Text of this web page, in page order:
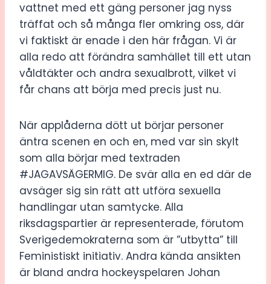
vattnet med ett gäng personer jag nyss
träffat och så många fler omkring oss, där
vi faktiskt är enade i den här frågan. Vi är
alla redo att förändra samhället till ett utan
våldtäkter och andra sexualbrott, vilket vi
får chans att börja med precis just nu.
När applåderna dött ut börjar personer
äntra scenen en och en, med var sin skylt
som alla börjar med textraden
#JAGAVSÄGERMIG. De svär alla en ed där de
avsäger sig sin rätt att utföra sexuella
handlingar utan samtycke. Alla
riksdagspartier är representerade, förutom
Sverigedemokraterna som är ”utbytta” till
Feministiskt initiativ. Andra kända ansikten
är bland andra hockeyspelaren Johan